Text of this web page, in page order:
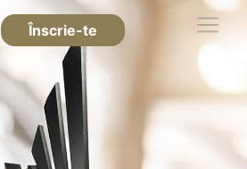
Înscrie-te